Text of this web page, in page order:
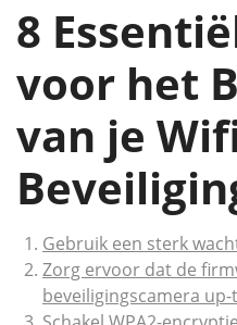
8
voor het
van je
Gebruik een sterk
Zorg ervoor dat de
beveiligingscamera